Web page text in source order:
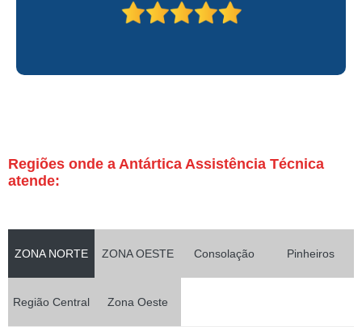
Regiões onde a Antártica Assistência Técnica
atende:
ZONA NORTE ZONA OESTE Consolação Pinheiros
Região Central Zona Oeste